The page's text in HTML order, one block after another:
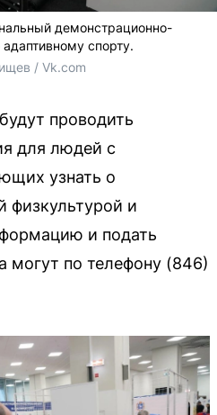
демонстрационно-
спорту.
/ Vk.com
проводить
для людей с
узнать о
физкультурой и
и подать
могут по телефону (846)